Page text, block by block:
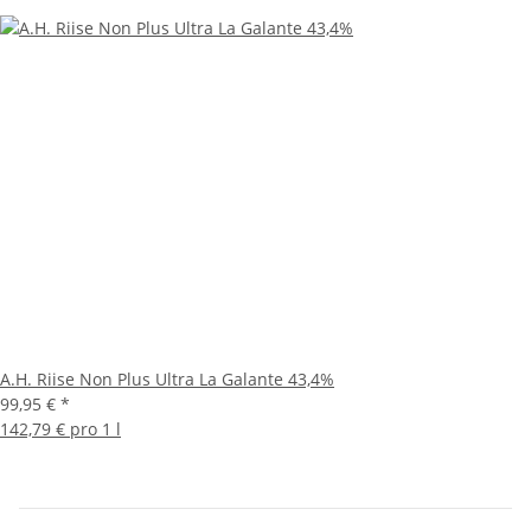
A.H. Riise Non Plus Ultra La Galante 43,4%
99,95 € *
142,79 € pro 1 l